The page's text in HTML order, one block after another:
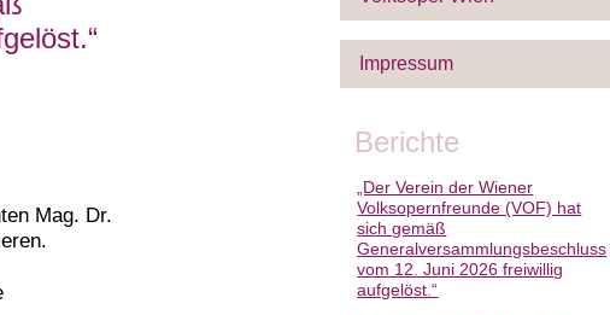
Mag. Dr.
Impressum
Berichte
„Der Verein der Wiener
Volksopernfreunde (VOF) hat
sich gemäß
Generalversammlungsbeschluss
vom 12. Juni 2026 freiwillig
aufgelöst.“